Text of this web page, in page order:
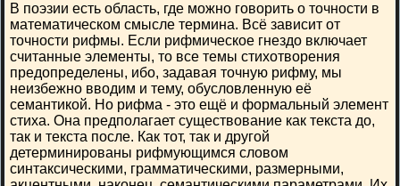
В поэзии есть область, где можно говорить о точности в
математическом смысле термина. Всё зависит от
точности рифмы. Если рифмическое гнездо включает
считанные элементы, то все темы стихотворения
предопределены, ибо, задавая точную рифму, мы
неизбежно вводим и тему, обусловленную её
семантикой. Но рифма - это ещё и формальный элемент
стиха. Она предполагает существование как текста до,
так и текста после. Как тот, так и другой
детерминированы рифмующимся словом
синтаксическими, грамматическими, размерными,